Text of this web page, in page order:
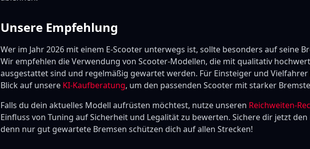
Unsere Empfehlung
Wer im Jahr 2026 mit einem E-Scooter unterwegs ist, sollte besonders auf seine
Wir empfehlen die Verwendung von Scooter-Modellen, die mit qualitativ
ausgestattet sind und regelmäßig gewartet werden. Für Einsteiger und
Blick auf unsere KI-Kaufberatung, um den passenden Scooter mit starker
Falls du dein aktuelles Modell aufrüsten möchtest, nutze unseren Reichweiten-
Einfluss von Tuning auf Sicherheit und Legalität zu bewerten. Sichere dir jetzt
denn nur gut gewartete Bremsen schützen dich auf allen Strecken!